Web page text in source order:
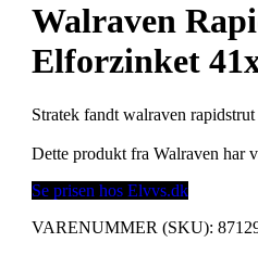
Walraven
Elforzinket
Stratek fandt walraven
Dette produkt fra Walraven har
Se prisen hos Elvvs.dk
VARENUMMER (SKU):